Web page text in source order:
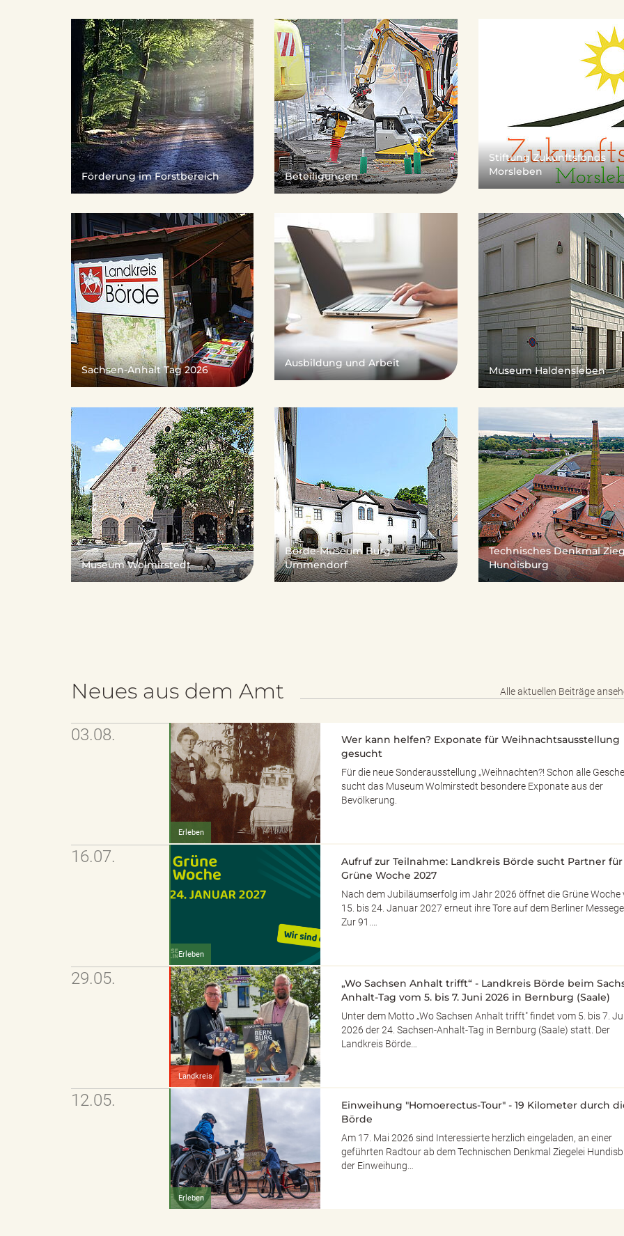
s
B
ö
r
d
e
"
.
V
l
i
u
n
g
f
Förderung im Forstbereich Beteiligungen
Stiftung Zukunftsfonds
Morsleben
Sachsen-Anhalt Tag 2026
Ausbildung und Arbeit
Museum Haldensleben
Museum Wolmirstedt
Börde-Museum Burg
Ummendorf
Technisches Denkmal
Hundisburg
Neues aus dem Amt Alle aktuellen Beiträge
03.08.
Erleben
Wer kann helfen? Exponate für Weihnachtsausstellung
gesucht
Für die neue Sonderausstellung „Weihnachten?! Schon alle
sucht das Museum Wolmirstedt besondere Exponate aus der
Bevölkerung.
16.07.
Erleben
Aufruf zur Teilnahme: Landkreis Börde sucht Partner
Grüne Woche 2027
Nach dem Jubiläumserfolg im Jahr 2026 öffnet die Grüne Woche
15. bis 24. Januar 2027 erneut ihre Tore auf dem Berliner
Zur 91.…
29.05.
Landkreis
„Wo Sachsen Anhalt trifft“ - Landkreis Börde beim
Anhalt-Tag vom 5. bis 7. Juni 2026 in Bernburg (Saale)
Unter dem Motto „Wo Sachsen Anhalt trifft" findet vom 5. bis 7.
2026 der 24. Sachsen-Anhalt-Tag in Bernburg (Saale) statt. Der
Landkreis Börde…
12.05.
Erleben
Einweihung "Homoerectus-Tour" - 19 Kilometer durch
Börde
Am 17. Mai 2026 sind Interessierte herzlich eingeladen, an einer
geführten Radtour ab dem Technischen Denkmal Ziegelei
der Einweihung…